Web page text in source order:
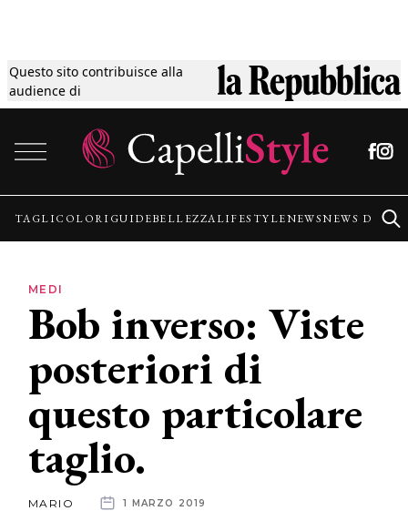
Questo sito contribuisce alla
audience di
Tagli
Colori
Guide
Lifestyle
News
News
dalle
TAGLICOLORI GUIDEBELLEZZALIFESTYLENEWSNEWS
MEDI
Bob inverso: Viste
posteriori di
questo particolare
taglio.
MARIO 1 MARZO 2019